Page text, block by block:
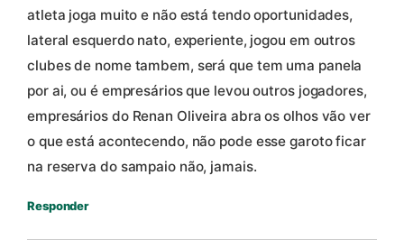
atleta joga muito e não está tendo oportunidades,
lateral esquerdo nato, experiente, jogou em outros
clubes de nome tambem, será que tem uma panela
por ai, ou é empresários que levou outros jogadores,
empresários do Renan Oliveira abra os olhos vão ver
o que está acontecendo, não pode esse garoto ficar
na reserva do sampaio não, jamais.
Responder